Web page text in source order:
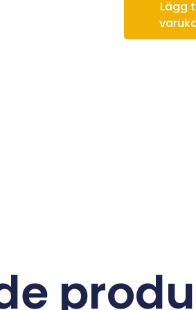
Lägg